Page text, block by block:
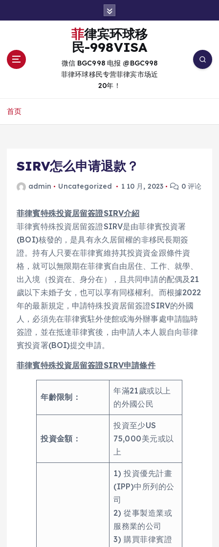
菲律宾环球移
民-998VISA
微信 BGC998 电报 @BGC998
菲律环球移民专营菲律宾市场近
20年！
首页
SIRV怎么申请退款？
admin Uncategorized 1 10 月, 2023 0 评论
菲律賓特殊投資居留簽證SIRV介紹
菲律賓特殊投資居留簽證SIRV是由菲律賓投資署
(BOI)核發的，是具有永久居留權的非移民長期簽
證。持有人只要在菲律賓維持其投資資金跟條件資
格，就可以無限期在菲律賓自由居住、工作、就學、
出入境（投資在、身分在），且共同申請的配偶及21
歲以下未婚子女，也可以享有同樣權利。而根據2022
年的最新規定，申請特殊投資居留簽證SIRV的外國
人，必須先在菲律賓駐外使館或海外辦事處申請臨時
簽證，並在抵達菲律賓後，由申請人本人親自向菲律
賓投資署(BOI)提交申請。
菲律賓特殊投資居留簽證SIRV申請條件
年齡限制：
年滿21歲或以上
的外國公民
投資金額：
投資至少US
75,000美元或以
上
1) 投資優先計畫
(IPP)中所列的公
司
2) 從事製造業或
服務業的公司
3) 購買菲律賓證